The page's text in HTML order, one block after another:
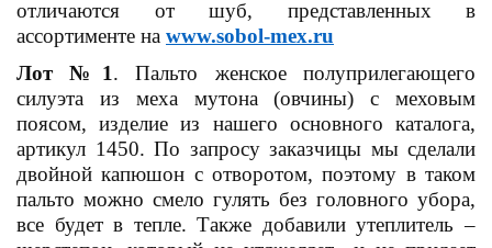
отличаются от шуб, представленных в
ассортименте на www.sobol-mex.ru
Лот №1. Пальто женское полуприлегающего
силуэта из меха мутона (овчины) с меховым
поясом, изделие из нашего основного каталога,
артикул 1450. По запросу заказчицы мы сделали
двойной капюшон с отворотом, поэтому в таком
пальто можно смело гулять без головного убора,
все будет в тепле. Также добавили утеплитель –